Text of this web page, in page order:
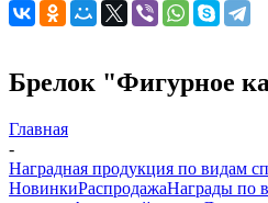
Брелок "Фигурное
Главная
-
Наградная продукция по видам
НовинкиРаспродажаНаграды по